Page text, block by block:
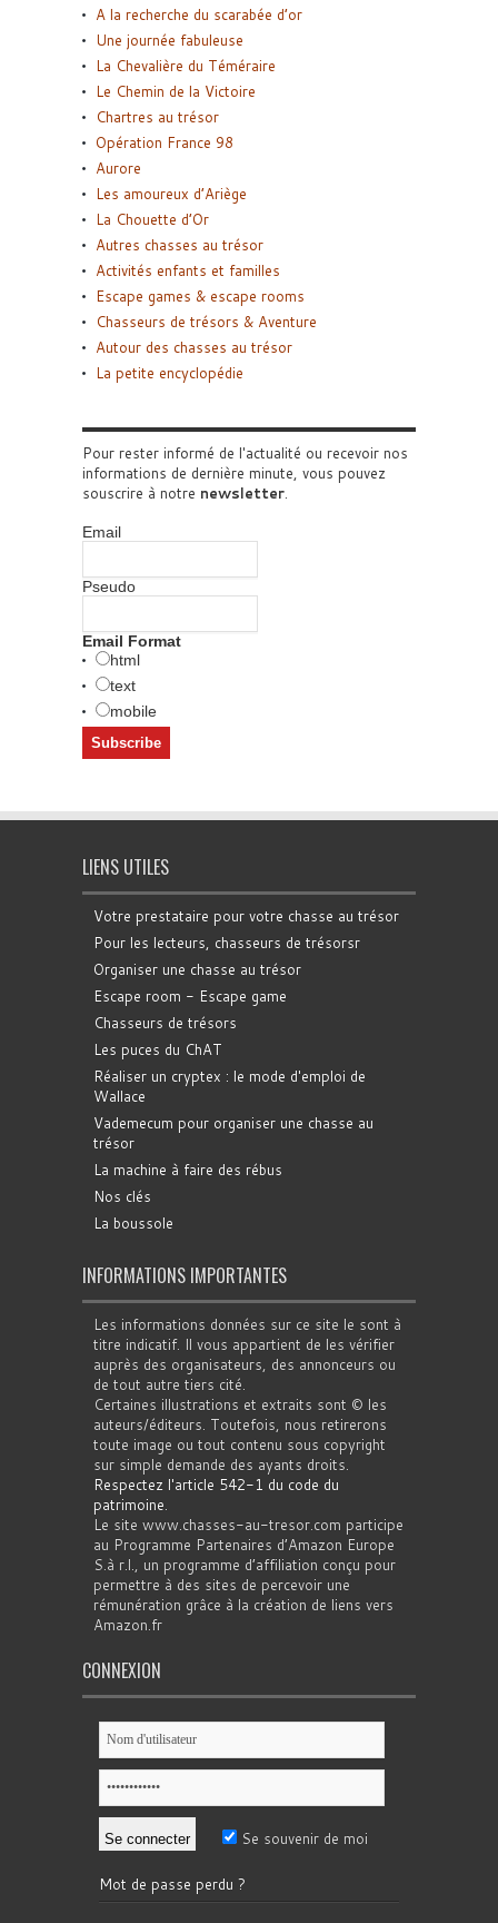
A la recherche du scarabée d’or
Une journée fabuleuse
La Chevalière du Téméraire
Le Chemin de la Victoire
Chartres au trésor
Opération France 98
Aurore
Les amoureux d’Ariège
La Chouette d’Or
Autres chasses au trésor
Activités enfants et familles
Escape games & escape rooms
Chasseurs de trésors & Aventure
Autour des chasses au trésor
La petite encyclopédie
Pour rester informé de l'actualité ou recevoir nos
informations de dernière minute, vous pouvez
souscrire à notre newsletter.
Email
Pseudo
Email Format
html
text
mobile
LIENS UTILES
Votre prestataire pour votre chasse au trésor
Pour les lecteurs, chasseurs de trésorsr
Organiser une chasse au trésor
Escape room - Escape game
Chasseurs de trésors
Les puces du ChAT
Réaliser un cryptex : le mode d'emploi de
Wallace
Vademecum pour organiser une chasse au
trésor
La machine à faire des rébus
Nos clés
La boussole
INFORMATIONS IMPORTANTES
Les informations données sur ce site le sont à
titre indicatif. Il vous appartient de les vérifier
auprès des organisateurs, des annonceurs ou
de tout autre tiers cité.
Certaines illustrations et extraits sont © les
auteurs/éditeurs. Toutefois, nous retirerons
toute image ou tout contenu sous copyright
sur simple demande des ayants droits.
Respectez l'article 542-1 du code du
patrimoine.
Le site www.chasses-au-tresor.com participe
au Programme Partenaires d’Amazon Europe
S.à r.l., un programme d’affiliation conçu pour
permettre à des sites de percevoir une
rémunération grâce à la création de liens vers
Amazon.fr
CONNEXION
Se souvenir de moi
Mot de passe perdu ?